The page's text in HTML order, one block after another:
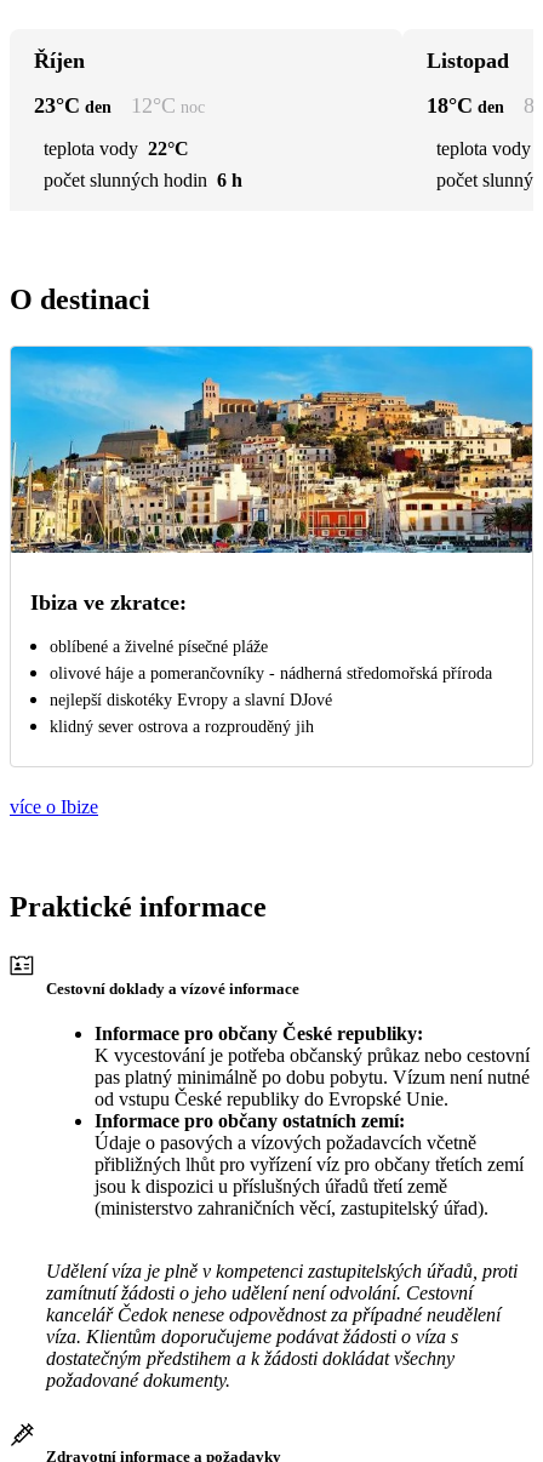
Říjen
23°C den 12°C noc
teplota vody 22°C
počet slunných hodin 6 h
Listopad
18°C den 8
teplota vody
počet
O destinaci
Ibiza ve zkratce:
oblíbené a živelné písečné pláže
olivové háje a pomerančovníky - nádherná středomořská příroda
nejlepší diskotéky Evropy a slavní DJové
klidný sever ostrova a rozprouděný jih
více o Ibize
Praktické informace
Cestovní doklady a vízové informace
Informace pro občany České republiky:
K vycestování je potřeba občanský průkaz nebo cestovní
pas platný minimálně po dobu pobytu. Vízum není nutné
od vstupu České republiky do Evropské Unie.
Informace pro občany ostatních zemí:
Údaje o pasových a vízových požadavcích včetně
přibližných lhůt pro vyřízení víz pro občany třetích zemí
jsou k dispozici u příslušných úřadů třetí země
(ministerstvo zahraničních věcí, zastupitelský úřad).
Udělení víza je plně v kompetenci zastupitelských úřadů, proti
zamítnutí žádosti o jeho udělení není odvolání. Cestovní
kancelář Čedok nenese odpovědnost za případné neudělení
víza. Klientům doporučujeme podávat žádosti o víza s
dostatečným předstihem a k žádosti dokládat všechny
požadované dokumenty.
Zdravotní informace a požadavky